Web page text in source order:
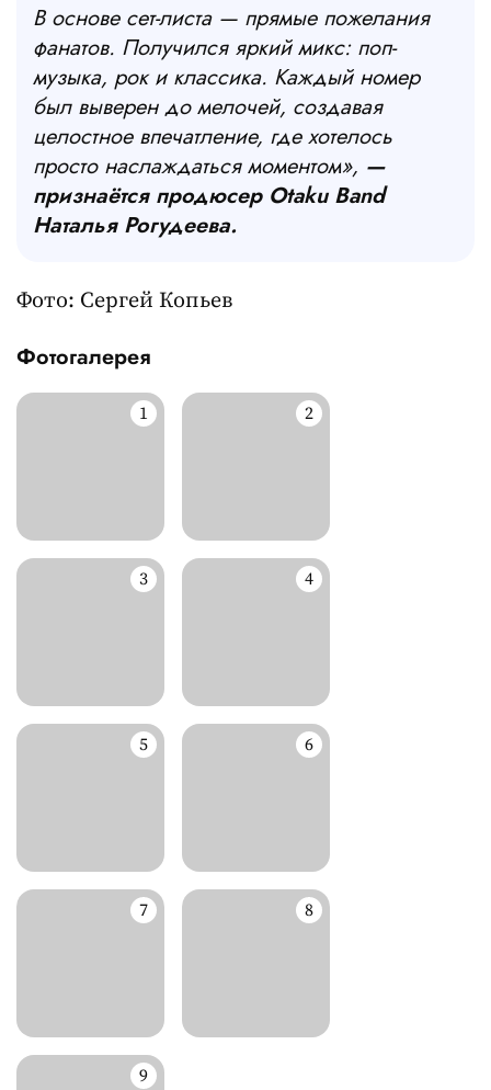
В основе сет-листа — прямые пожелания
фанатов. Получился яркий микс: поп-
музыка, рок и классика. Каждый номер
был выверен до мелочей, создавая
целостное впечатление, где хотелось
просто наслаждаться моментом», —
признаётся продюсер Otaku Band
Наталья Рогудеева.
Фото: Сергей Копьев
Фотогалерея